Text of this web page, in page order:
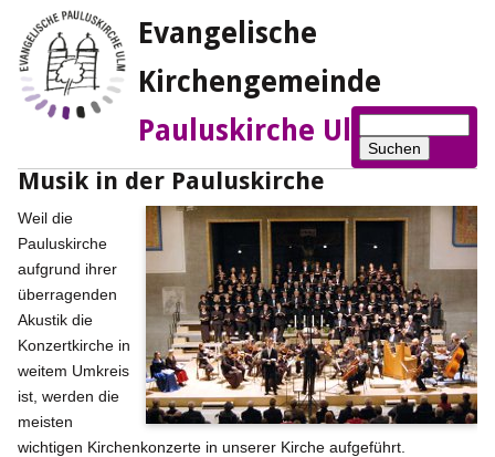
Evangelische
Kirchengemeinde
Pauluskirche Ulm
Suchen
Musik in der Pauluskirche
Weil die
Pauluskirche
aufgrund ihrer
überragenden
Akustik die
Konzertkirche in
weitem Umkreis
ist, werden die
meisten
wichtigen Kirchenkonzerte in unserer Kirche aufgeführt.